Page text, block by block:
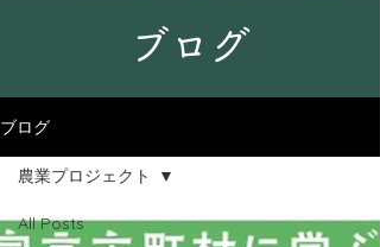
ブログ
ブログ
All Posts
農業プロジェクト